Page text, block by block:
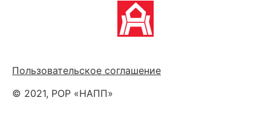
Пользовательское соглашение
© 2021, РОР «НАПП»